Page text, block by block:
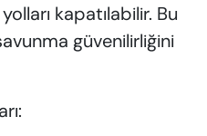
kapatılabilir. Bu
güvenilirliğini